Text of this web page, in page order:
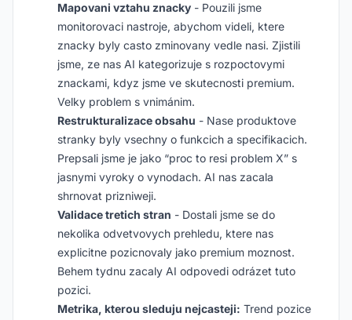
Mapovani vztahu znacky - Pouzili jsme
monitorovaci nastroje, abychom videli, ktere
znacky byly casto zminovany vedle nasi. Zjistili
jsme, ze nas AI kategorizuje s rozpoctovymi
znackami, kdyz jsme ve skutecnosti premium.
Velky problem s vnimánim.
Restrukturalizace obsahu - Nase produktove
stranky byly vsechny o funkcich a specifikacich.
Prepsali jsme je jako “proc to resi problem X” s
jasnymi vyroky o vynodach. AI nas zacala
shrnovat prizniweji.
Validace tretich stran - Dostali jsme se do
nekolika odvetvovych prehledu, ktere nas
explicitne pozicnovaly jako premium moznost.
Behem tydnu zacaly AI odpovedi odrázet tuto
pozici.
Metrika, kterou sleduju nejcasteji: Trend pozice